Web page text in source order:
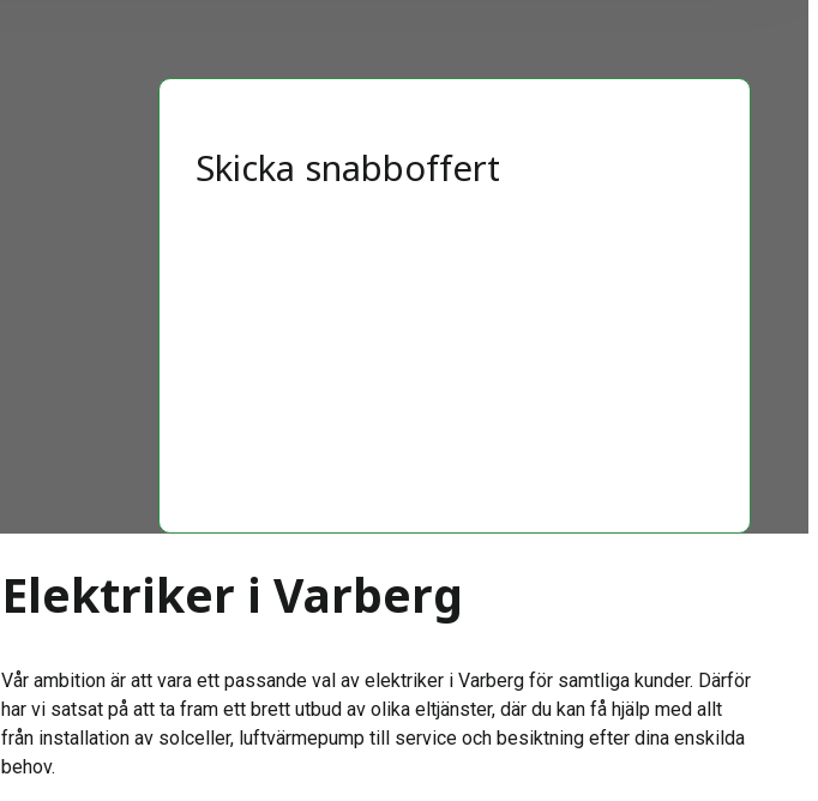
Skicka snabboffert
Elektriker i Varberg
Vår ambition är att vara ett passande val av elektriker i Varberg för samtliga kunder. Därför
har vi satsat på att ta fram ett brett utbud av olika eltjänster, där du kan få hjälp med allt
från installation av solceller, luftvärmepump till service och besiktning efter dina enskilda
behov.